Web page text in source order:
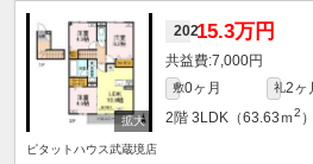
20215.3万円
7,000円
敷0ヶ月 礼2ヶ
2階 3LDK（63.63ｍ2 ）
ピタットハウス武蔵境店